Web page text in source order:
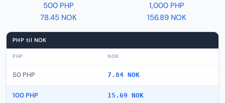
500 PHP
78.45 NOK
1,000 PHP
156.89 NOK
PHP til NOK
PHP NOK
50 PHP 7.84 NOK
100 PHP 15.69 NOK